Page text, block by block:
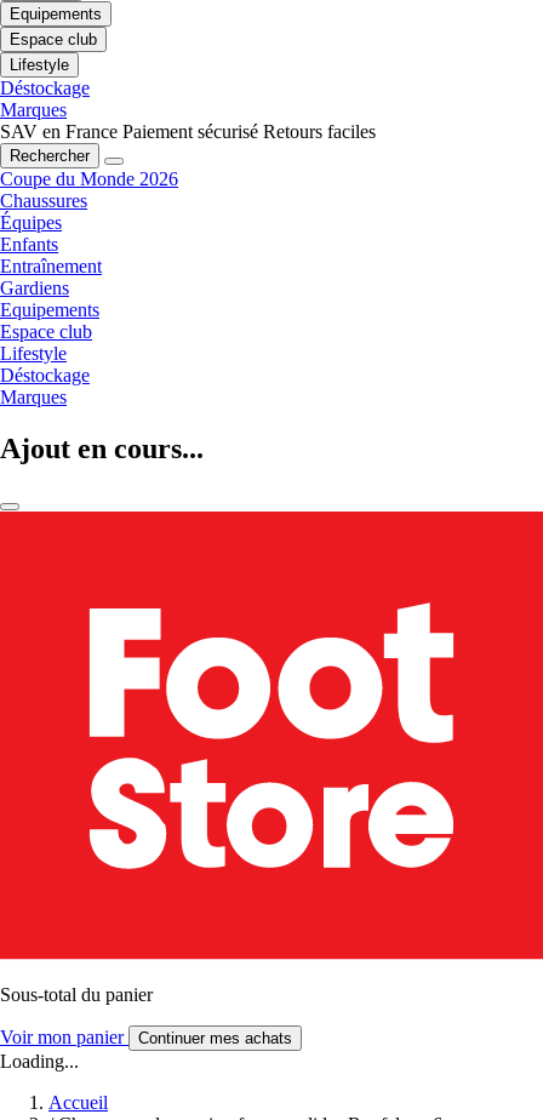
Equipements
Espace club
Lifestyle
Déstockage
Marques
SAV en France Paiement sécurisé Retours faciles
Rechercher
Coupe du Monde 2026
Chaussures
Équipes
Enfants
Entraînement
Gardiens
Equipements
Espace club
Lifestyle
Déstockage
Marques
Ajout en cours...
Sous-total du panier
Voir mon panier Continuer mes achats
Loading...
Accueil